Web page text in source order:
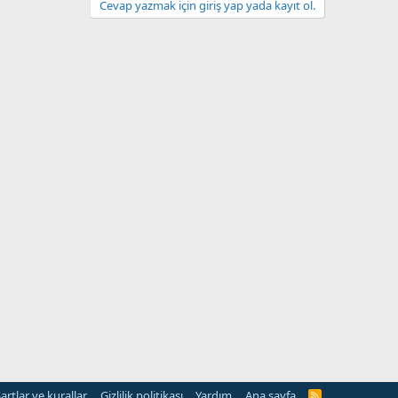
Cevap yazmak için giriş yap yada kayıt ol.
R